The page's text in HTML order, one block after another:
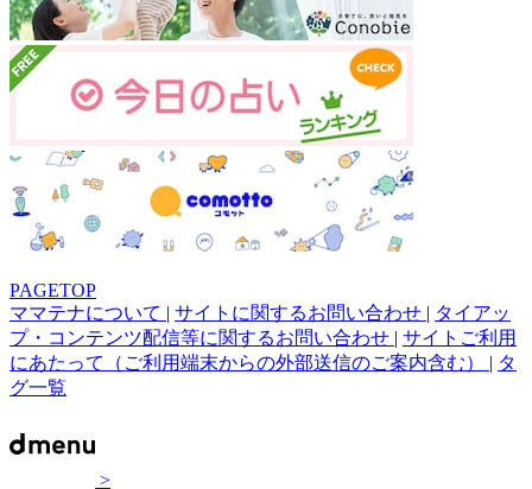
PAGETOP
ママテナについて | サイトに関するお問い合わせ | タイアッ
プ・コンテンツ配信等に関するお問い合わせ | サイトご利用
にあたって（ご利用端末からの外部送信のご案内含む） | タ
グ一覧
>